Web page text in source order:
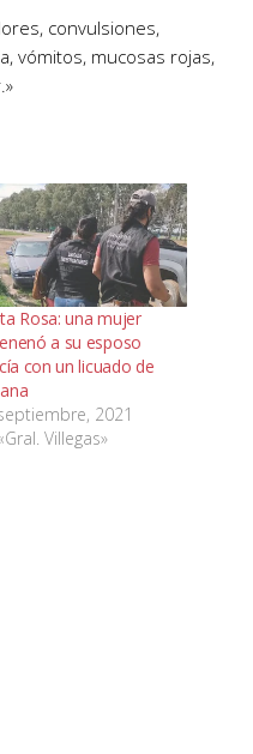
convulsiones,
vómitos, mucosas rojas,
Rosa: una mujer
a su esposo
con un licuado de
2021
Villegas»